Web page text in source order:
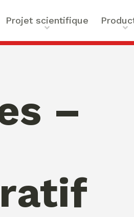
la
Projet scientifique
scientifique
: Approches
et Globales
de
Ouvrages
–